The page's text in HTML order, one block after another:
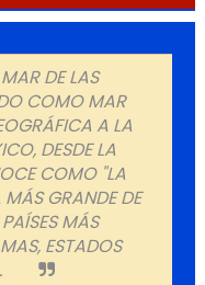
DE LAS
COMO MAR
A LA
DESDE LA
COMO "LA
MÁS GRANDE DE
MÁS
ESTADOS